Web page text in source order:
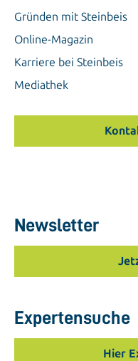
Gründen mit Steinbeis
Online-Magazin
Karriere bei Steinbeis
Mediathek
Newsletter
Expertensuche
Hier